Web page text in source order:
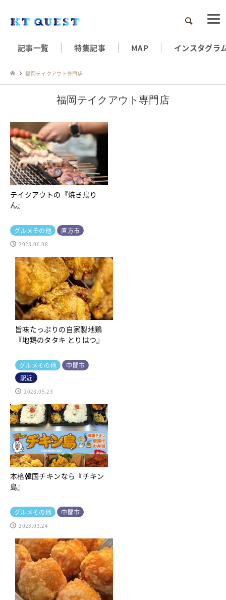
検索
記事一覧 特集記事 MAP インスタグラ
福岡テイクアウト専門店
福岡テイクアウト専門店
テイクアウトの『焼き鳥り
ん』
グルメその他 直方市
2023.06.08
旨味たっぷりの自家製地鶏
『地鶏のタタキ とりはつ』
グルメその他
中間市
駅近
2023.05.23
本格韓国チキンなら『チキン
島』
グルメその他 中間市
2023.03.24